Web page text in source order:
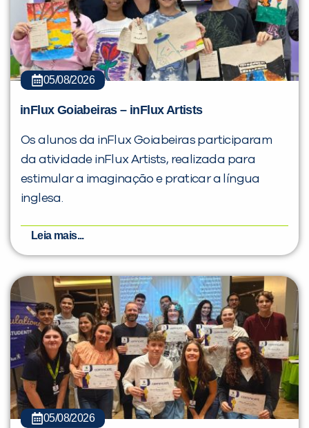
05/08/2026
inFlux Goiabeiras – inFlux Artists
Os alunos da inFlux Goiabeiras participaram
da atividade inFlux Artists, realizada para
estimular a imaginação e praticar a língua
inglesa.
Leia mais...
05/08/2026